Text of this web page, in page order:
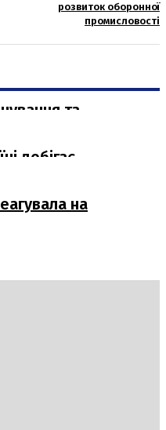
розвиток оборонної
промисловості
та
добігає
на